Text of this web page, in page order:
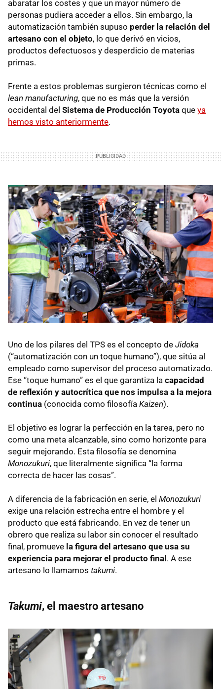
abaratar los costes y que un mayor número de
personas pudiera acceder a ellos. Sin embargo, la
automatización también supuso perder la relación del
artesano con el objeto, lo que derivó en vicios,
productos defectuosos y desperdicio de materias
primas.
Frente a estos problemas surgieron técnicas como el
lean manufacturing, que no es más que la versión
occidental del Sistema de Producción Toyota que ya
hemos visto anteriormente.
Uno de los pilares del TPS es el concepto de Jidoka
(“automatización con un toque humano”), que sitúa al
empleado como supervisor del proceso automatizado.
Ese “toque humano” es el que garantiza la capacidad
de reflexión y autocrítica que nos impulsa a la mejora
continua (conocida como filosofía Kaizen).
El objetivo es lograr la perfección en la tarea, pero no
como una meta alcanzable, sino como horizonte para
seguir mejorando. Esta filosofía se denomina
Monozukuri, que literalmente significa “la forma
correcta de hacer las cosas”.
A diferencia de la fabricación en serie, el Monozukuri
exige una relación estrecha entre el hombre y el
producto que está fabricando. En vez de tener un
obrero que realiza su labor sin conocer el resultado
final, promueve la figura del artesano que usa su
experiencia para mejorar el producto final. A ese
artesano lo llamamos takumi.
Takumi, el maestro artesano